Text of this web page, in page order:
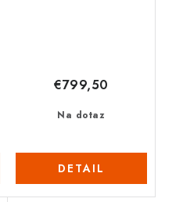
Na dotaz
€799,50
DETAIL